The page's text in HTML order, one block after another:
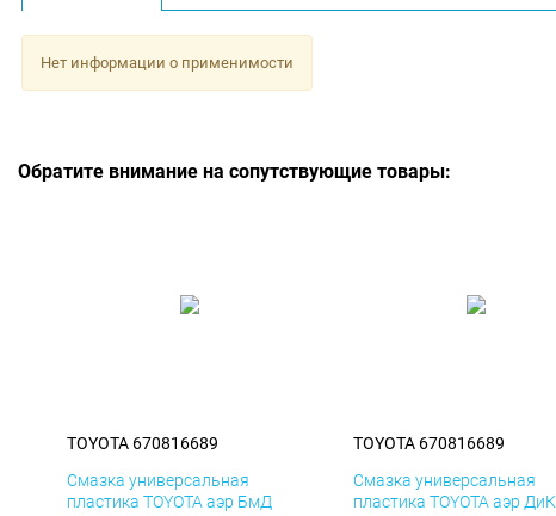
Нет информации о применимости
Обратите внимание на сопутствующие товары:
TOYOTA 670816689
Смазка универсальная
пластика TOYOTA аэр БмД
TOYOTA 670816689
Смазка универсальная
пластика TOYOTA аэр ДиК